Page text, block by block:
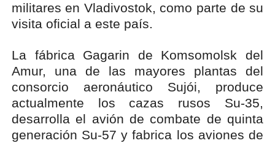
militares en Vladivostok, como parte de su
visita oficial a este país.
La fábrica Gagarin de Komsomolsk del
Amur, una de las mayores plantas del
consorcio aeronáutico Sujói, produce
actualmente los cazas rusos Su-35,
desarrolla el avión de combate de quinta
generación Su-57 y fabrica los aviones de